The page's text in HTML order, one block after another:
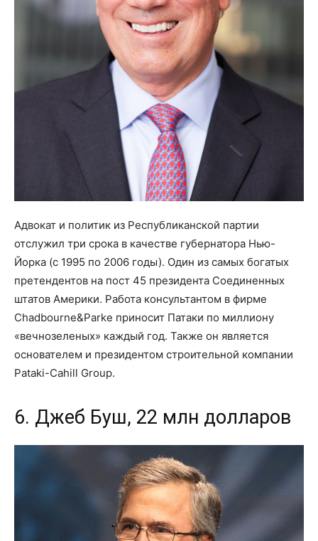
Адвокат и политик из Республиканской партии
отслужил три срока в качестве губернатора Нью-
Йорка (с 1995 по 2006 годы). Один из самых богатых
претендентов на пост 45 президента Соединенных
штатов Америки. Работа консультантом в фирме
Chadbourne&Parke приносит Патаки по миллиону
«вечнозеленых» каждый год. Также он является
основателем и президентом строительной компании
Pataki-Cahill Group.
6. Джеб Буш, 22 млн долларов